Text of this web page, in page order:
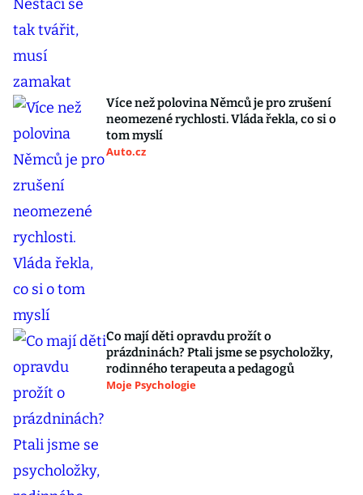
Více než polovina Němců je pro zrušení
neomezené rychlosti. Vláda řekla, co si o
tom myslí
Auto.cz
Co mají děti opravdu prožít o
prázdninách? Ptali jsme se psycholožky,
rodinného terapeuta a pedagogů
Moje Psychologie